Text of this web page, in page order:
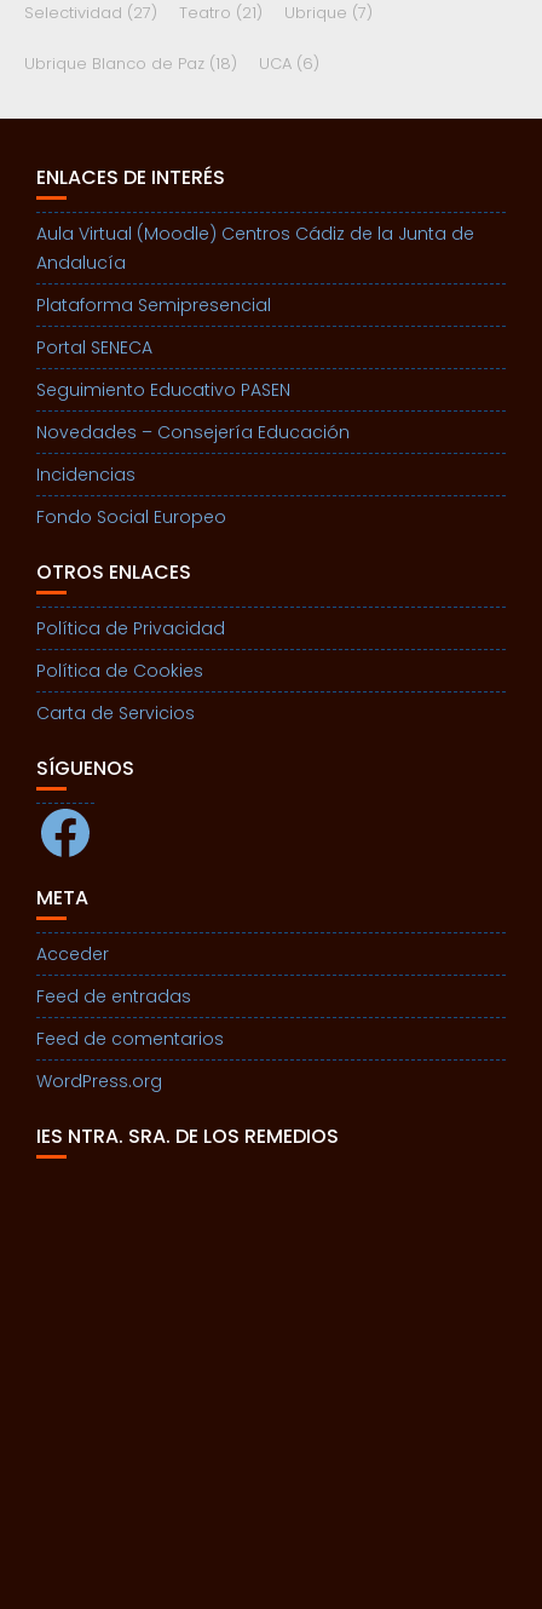
Selectividad (27) Teatro (21) Ubrique (7)
Ubrique Blanco de Paz (18) UCA (6)
ENLACES DE INTERÉS
Aula Virtual (Moodle) Centros Cádiz de la Junta de
Andalucía
Plataforma Semipresencial
Portal SENECA
Seguimiento Educativo PASEN
Novedades – Consejería Educación
Incidencias
Fondo Social Europeo
OTROS ENLACES
Política de Privacidad
Política de Cookies
Carta de Servicios
SÍGUENOS
Facebook
META
Acceder
Feed de entradas
Feed de comentarios
WordPress.org
IES NTRA. SRA. DE LOS REMEDIOS